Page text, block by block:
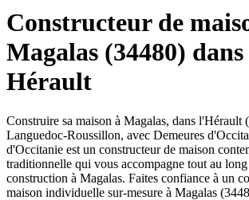
Constructeur de
Magalas (34480)
Hérault
Construire sa maison à Magalas, dans l'Hérault
Languedoc-Roussillon, avec Demeures
d'Occitanie est un constructeur de maison
traditionnelle qui vous accompagne tout au
construction à Magalas. Faites confiance à un
maison individuelle sur-mesure à Magalas